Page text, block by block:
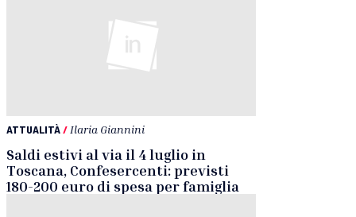
ATTUALITÀ/ Ilaria Giannini
Saldi estivi al via il 4 luglio in
Toscana, Confesercenti: previsti
180-200 euro di spesa per famiglia